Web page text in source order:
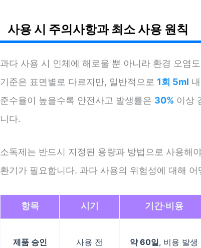
사용 시 주의사항과 최소 사용 원칙
과다 사용 시 인체에 해로울 뿐 아니라 환경 오염
기준은 표면별로 다르지만, 일반적으로 1회 5ml
준수율이 높을수록 안전사고 발생률은 30% 이상
니다.
소독제는 반드시 지정된 용량과 방법으로 사용해
환기가 필요합니다. 과다 사용의 위험성에 대해
항목 시기 기간·비용
제품 승인 사용 전 약 60일, 비용 발생